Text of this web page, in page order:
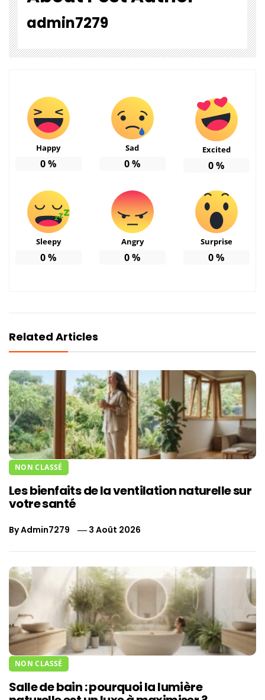
admin7279
Happy
0%
Sad
0%
Excited
0%
Sleepy
0%
Angry
0%
Surprise
0%
Related Articles
NON CLASSÉ
Les bienfaits de la ventilation naturelle sur
votre santé
ByAdmin7279 3 Août 2026
NON CLASSÉ
Salle de bain : pourquoi la lumière